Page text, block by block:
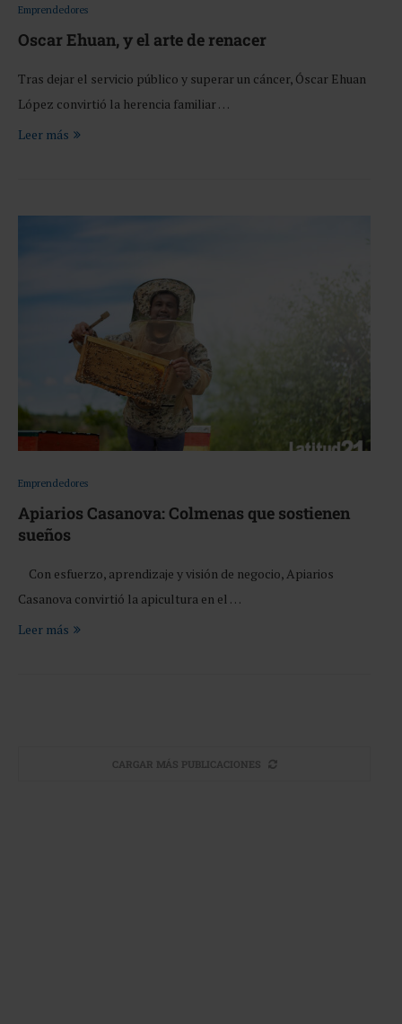
Emprendedores
Oscar Ehuan, y el arte de renacer
Tras dejar el servicio público y superar un cáncer, Óscar Ehuan
López convirtió la herencia familiar …
Leer más
Emprendedores
Apiarios Casanova: Colmenas que sostienen
sueños
Con esfuerzo, aprendizaje y visión de negocio, Apiarios
Casanova convirtió la apicultura en el …
Leer más
CARGAR MÁS PUBLICACIONES